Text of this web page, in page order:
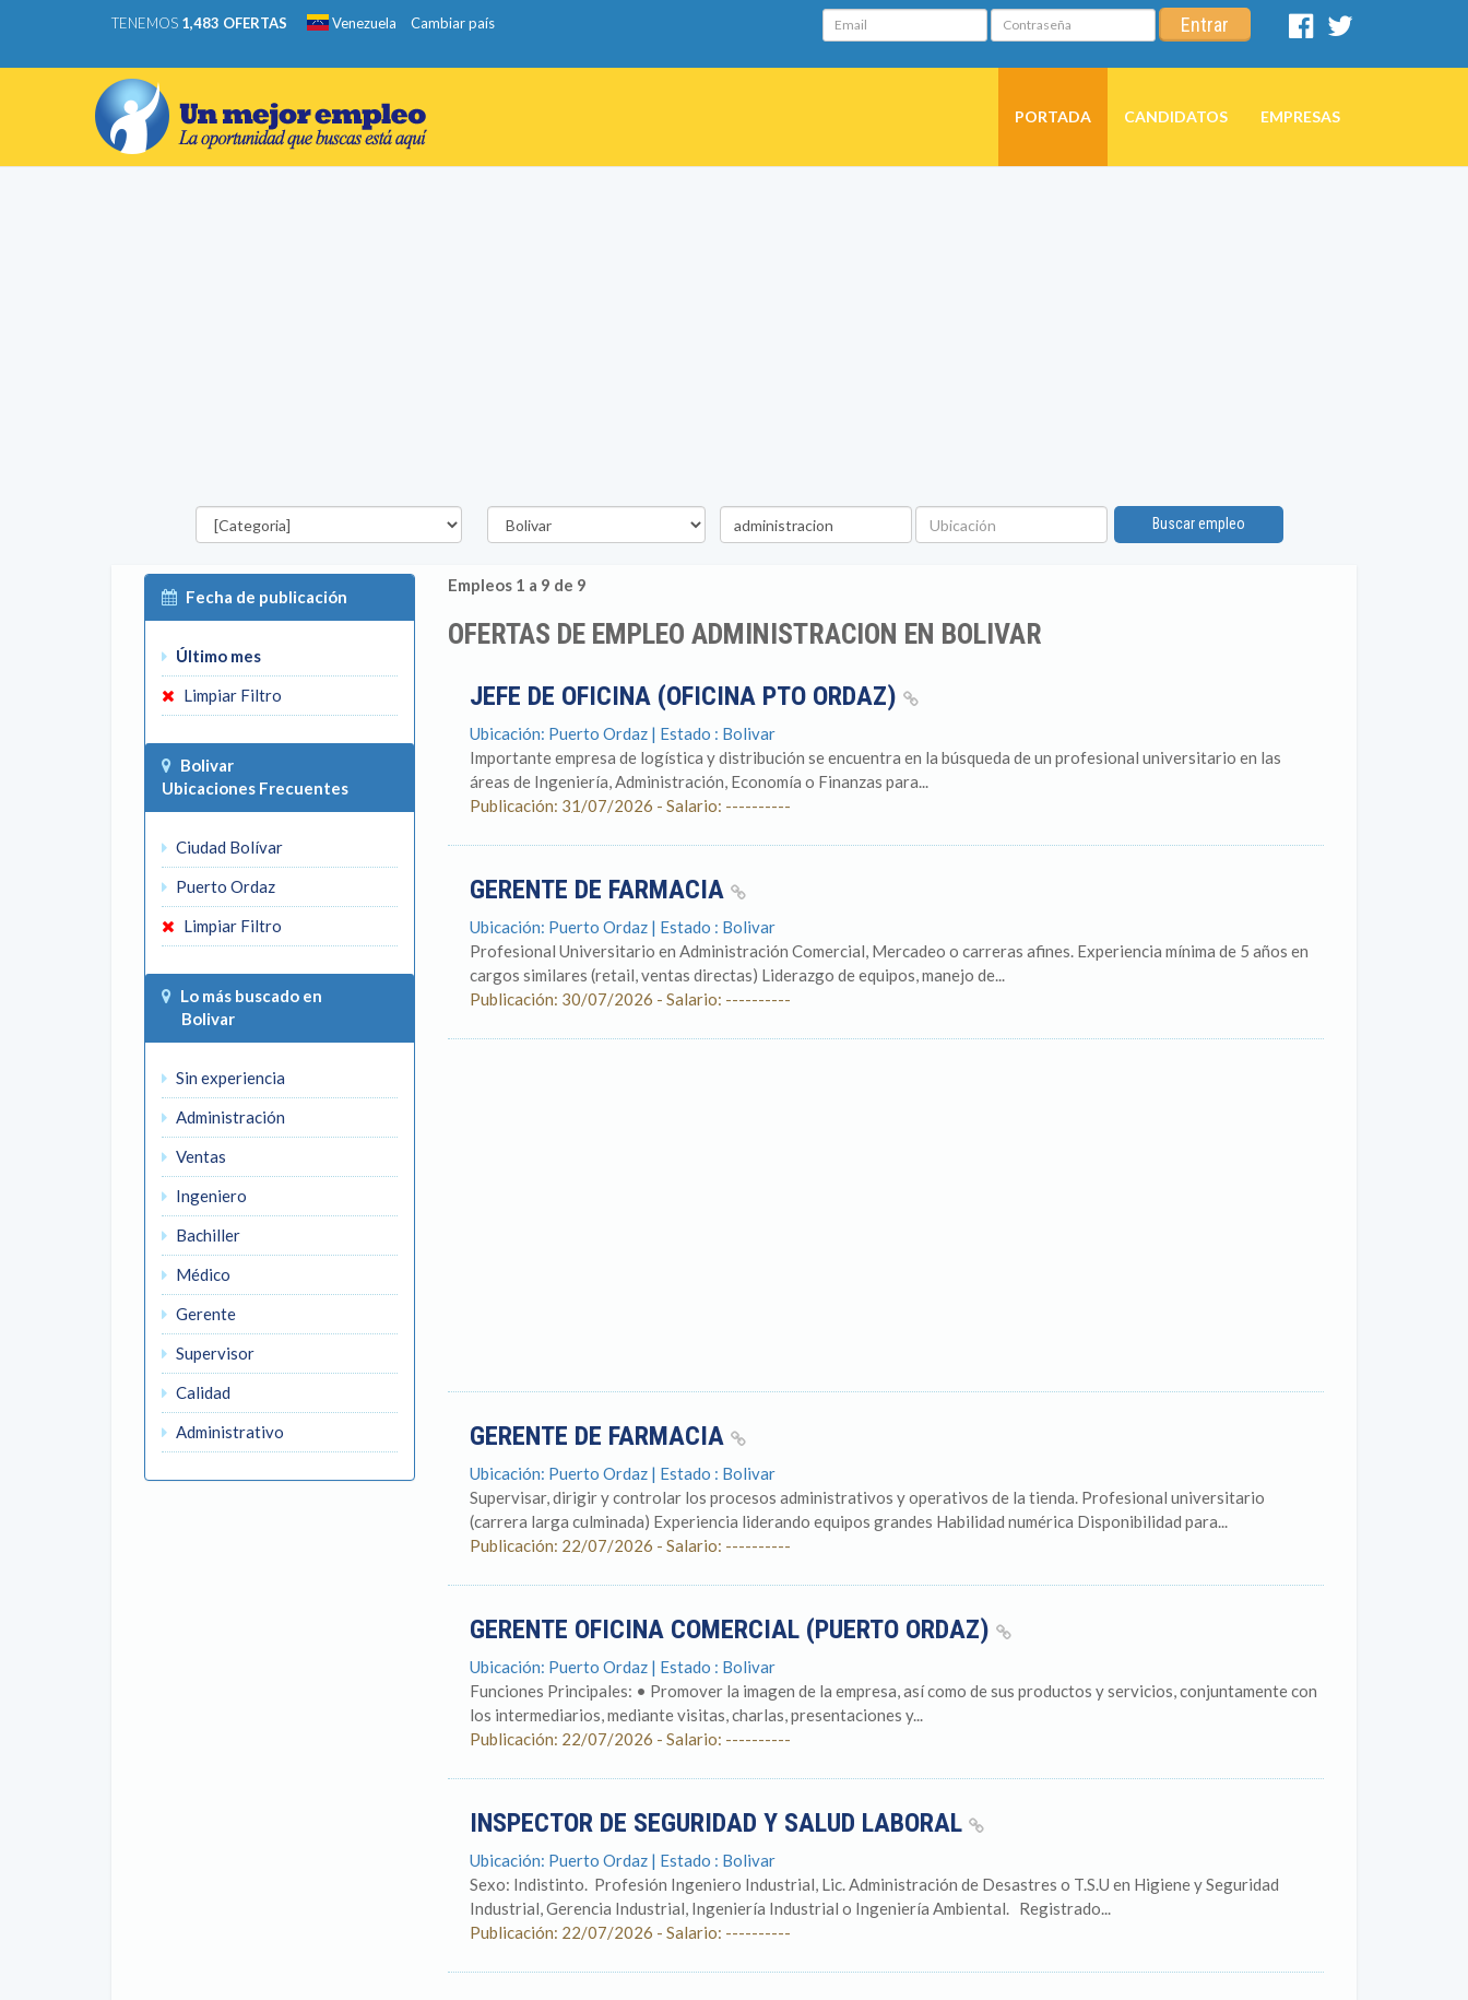
TENEMOS 1,483 OFERTAS Venezuela Cambiar país Email Contraseña Entrar
Facebook
PORTADA CANDIDATOS EMPRESAS
Categorías Estado
Palabra
clave
Ubicación
Buscar empleo
Fecha de publicación
Último mes
Limpiar Filtro
Bolivar
Ubicaciones Frecuentes
Ciudad Bolívar
Puerto Ordaz
Limpiar Filtro
Lo más buscado en
Bolivar
Sin experiencia
Administración
Ventas
Ingeniero
Bachiller
Médico
Gerente
Supervisor
Calidad
Administrativo
Empleos 1 a 9 de 9
OFERTAS DE EMPLEO ADMINISTRACION EN BOLIVAR
JEFE DE OFICINA (OFICINA PTO ORDAZ)
Ubicación: Puerto Ordaz | Estado : Bolivar
Importante empresa de logística y distribución se encuentra en la búsqueda de un profesional universitario en las
áreas de Ingeniería, Administración, Economía o Finanzas para...
Publicación: 31/07/2026 - Salario: ----------
GERENTE DE FARMACIA
Ubicación: Puerto Ordaz | Estado : Bolivar
Profesional Universitario en Administración Comercial, Mercadeo o carreras afines. Experiencia mínima de 5 años en
cargos similares (retail, ventas directas) Liderazgo de equipos, manejo de...
Publicación: 30/07/2026 - Salario: ----------
GERENTE DE FARMACIA
Ubicación: Puerto Ordaz | Estado : Bolivar
Supervisar, dirigir y controlar los procesos administrativos y operativos de la tienda. Profesional universitario
(carrera larga culminada) Experiencia liderando equipos grandes Habilidad numérica Disponibilidad para...
Publicación: 22/07/2026 - Salario: ----------
GERENTE OFICINA COMERCIAL (PUERTO ORDAZ)
Ubicación: Puerto Ordaz | Estado : Bolivar
Funciones Principales: • Promover la imagen de la empresa, así como de sus productos y servicios, conjuntamente con
los intermediarios, mediante visitas, charlas, presentaciones y...
Publicación: 22/07/2026 - Salario: ----------
INSPECTOR DE SEGURIDAD Y SALUD LABORAL
Ubicación: Puerto Ordaz | Estado : Bolivar
Sexo: Indistinto. Profesión Ingeniero Industrial, Lic. Administración de Desastres o T.S.U en Higiene y Seguridad
Industrial, Gerencia Industrial, Ingeniería Industrial o Ingeniería Ambiental. Registrado...
Publicación: 22/07/2026 - Salario: ----------